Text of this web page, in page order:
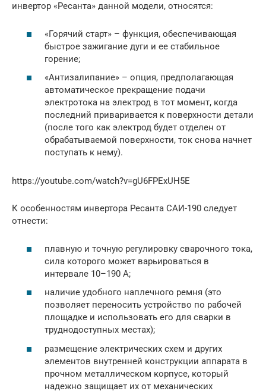
инвертор «Ресанта» данной модели, относятся:
«Горячий старт» – функция, обеспечивающая
быстрое зажигание дуги и ее стабильное
горение;
«Антизалипание» – опция, предполагающая
автоматическое прекращение подачи
электротока на электрод в тот момент, когда
последний приваривается к поверхности детали
(после того как электрод будет отделен от
обрабатываемой поверхности, ток снова начнет
поступать к нему).
https://youtube.com/watch?v=gU6FPExUH5E
К особенностям инвертора Ресанта САИ-190 следует
отнести:
плавную и точную регулировку сварочного тока,
сила которого может варьироваться в
интервале 10–190 А;
наличие удобного наплечного ремня (это
позволяет переносить устройство по рабочей
площадке и использовать его для сварки в
труднодоступных местах);
размещение электрических схем и других
элементов внутренней конструкции аппарата в
прочном металлическом корпусе, который
надежно защищает их от механических